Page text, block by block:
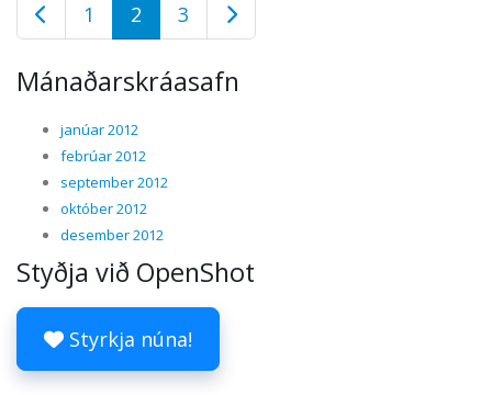
1 2 3
Mánaðarskráasafn
janúar 2012
febrúar 2012
september 2012
október 2012
desember 2012
Styðja við OpenShot
Styrkja núna!